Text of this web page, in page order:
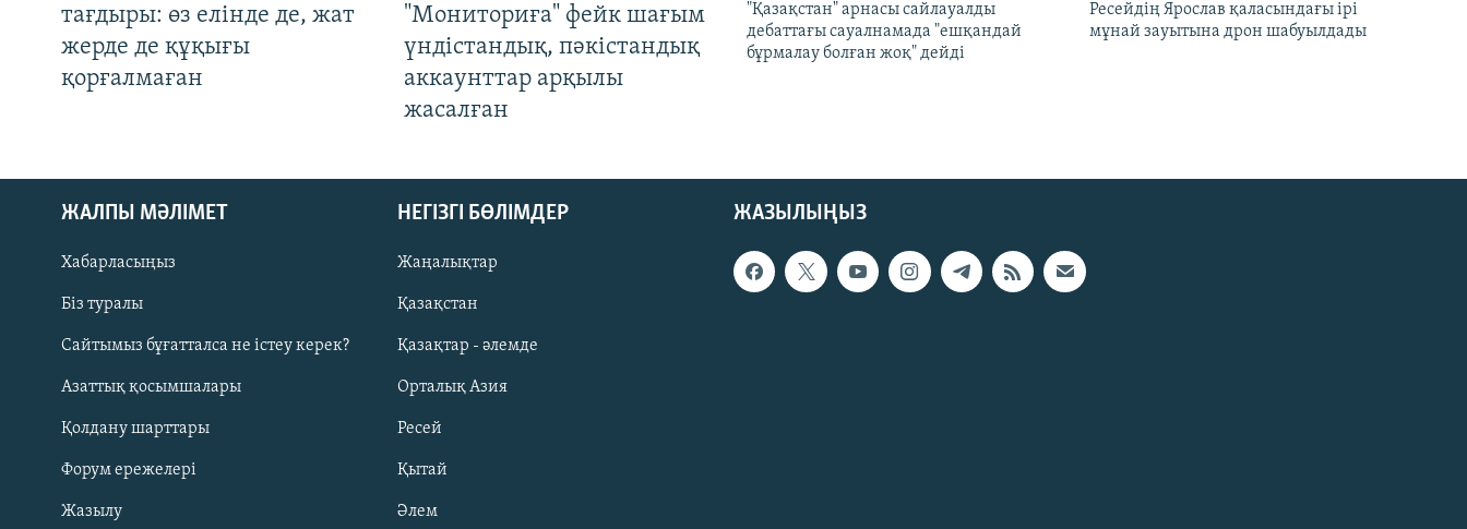
Русский
ЖАЗЫЛЫҢЫЗ
тағдыры: өз елінде де, жат
жерде де құқығы
қорғалмаған
"Мониториға" фейк шағым
үндістандық, пәкістандық
аккаунттар арқылы
жасалған
"Қазақстан" арнасы сайлауалды
дебаттағы сауалнамада "ешқандай
бұрмалау болған жоқ" дейді
Ресейдің Ярослав қаласындағы ірі
мұнай зауытына дрон шабуылдады
ЖАЗЫЛЫҢЫЗ
ЖАЛПЫ МӘЛІМЕТ
Хабарласыңыз
Біз туралы
Сайтымыз бұғатталса не істеу керек?
Азаттық қосымшалары
Қолдану шарттары
Форум ережелері
Жазылу
НЕГІЗГІ БӨЛІМДЕР
Жаңалықтар
Қазақстан
Қазақтар - әлемде
Орталық Азия
Ресей
Қытай
Әлем